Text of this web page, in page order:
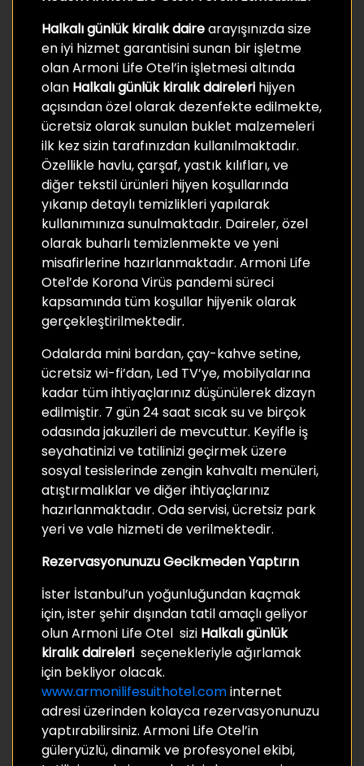
Halkalı günlük kiralık dairearayışınızda size
en iyi hizmet garantisini sunan bir işletme
olan Armoni Life Otel’in işletmesi altında
olan Halkalı günlük kiralık daireleri hijyen
açısından özel olarak dezenfekte edilmekte,
ücretsiz olarak sunulan buklet malzemeleri
ilk kez sizin tarafınızdan kullanılmaktadır.
Özellikle havlu, çarşaf, yastık kılıfları, ve
diğer tekstil ürünleri hijyen koşullarında
yıkanıp detaylı temizlikleri yapılarak
kullanımınıza sunulmaktadır. Daireler, özel
olarak buharlı temizlenmekte ve yeni
misafirlerine hazırlanmaktadır. Armoni Life
Otel’de Korona Virüs pandemi süreci
kapsamında tüm koşullar hijyenik olarak
gerçekleştirilmektedir.
Odalarda mini bardan, çay-kahve setine,
ücretsiz wi-fi’dan, Led TV’ye, mobilyalarına
kadar tüm ihtiyaçlarınız düşünülerek dizayn
edilmiştir. 7 gün 24 saat sıcak su ve birçok
odasında jakuzileri de mevcuttur. Keyifle iş
seyahatinizi ve tatilinizi geçirmek üzere
sosyal tesislerinde zengin kahvaltı menüleri,
atıştırmalıklar ve diğer ihtiyaçlarınız
hazırlanmaktadır. Oda servisi, ücretsiz park
yeri ve vale hizmeti de verilmektedir.
Rezervasyonunuzu Gecikmeden Yaptırın
İster İstanbul’un yoğunluğundan kaçmak
için, ister şehir dışından tatil amaçlı geliyor
olun Armoni Life Otel sizi Halkalı günlük
kiralık daireleri seçenekleriyle ağırlamak
için bekliyor olacak.
www.armonilifesuithotel.cominternet
adresi üzerinden kolayca rezervasyonunuzu
yaptırabilirsiniz. Armoni Life Otel’in
güleryüzlü, dinamik ve profesyonel ekibi,